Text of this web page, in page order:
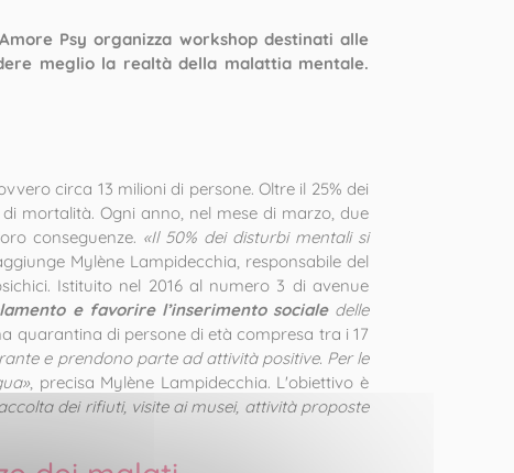
Psy organizza workshop destinati alle
meglio la realtà della malattia mentale.
circa 13 milioni di persone. Oltre il 25% dei
mortalità. Ogni anno, nel mese di marzo, due
conseguenze. «Il 50% dei disturbi mentali si
Mylène Lampidecchia, responsabile del
Istituito nel 2016 al numero 3 di avenue
e favorire l’inserimento socialedelle
quarantina di persone di età compresa tra i 17
e prendono parte ad attività positive. Per le
, precisa Mylène Lampidecchia. L'obiettivo è
dei rifiuti, visite ai musei, attività proposte